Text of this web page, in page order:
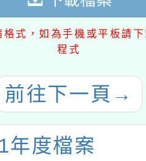
格式，如為手機或平板請
程式
前往下一頁 →
年度檔案